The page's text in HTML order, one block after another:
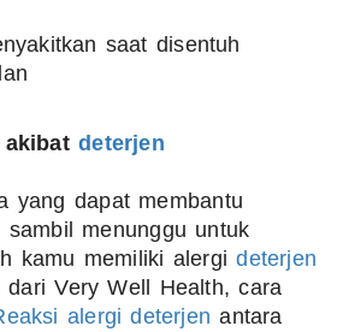
saat disentuh
akibatdeterjen
yang dapat membantu
sambil menunggu untuk
kamu memiliki alergideterjen
Very Well Health, cara
alergi deterjen antara